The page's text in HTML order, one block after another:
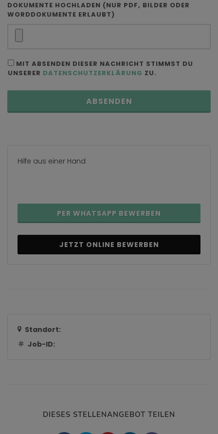
DOKUMENTE HOCHLADEN (NUR PDF, BILDER ODER
WORDDOKUMENTE ERLAUBT)
MIT ABSENDEN DIESER NACHRICHT STIMMST DU
UNSERER DATENSCHUTZERKLÄRUNG ZU.
ABSENDEN
Hilfe aus einer Hand
PER WHATSAPP BEWERBEN
JETZT ONLINE BEWERBEN
Standort:
Job-ID:
DIESES STELLENANGEBOT TEILEN